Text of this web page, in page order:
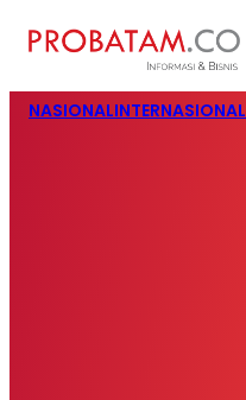
NASIONALINTERNASIONAL